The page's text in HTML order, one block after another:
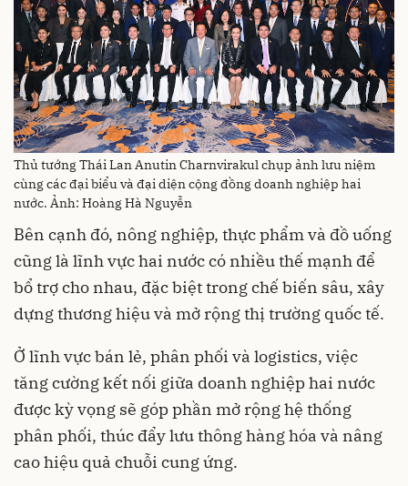
Thủ tướng Thái Lan Anutin Charnvirakul chụp ảnh lưu niệm
cùng các đại biểu và đại diện cộng đồng doanh nghiệp hai
nước. Ảnh: Hoàng Hà Nguyễn
Bên cạnh đó, nông nghiệp, thực phẩm và đồ uống
cũng là lĩnh vực hai nước có nhiều thế mạnh để
bổ trợ cho nhau, đặc biệt trong chế biến sâu, xây
dựng thương hiệu và mở rộng thị trường quốc tế.
Ở lĩnh vực bán lẻ, phân phối và logistics, việc
tăng cường kết nối giữa doanh nghiệp hai nước
được kỳ vọng sẽ góp phần mở rộng hệ thống
phân phối, thúc đẩy lưu thông hàng hóa và nâng
cao hiệu quả chuỗi cung ứng.